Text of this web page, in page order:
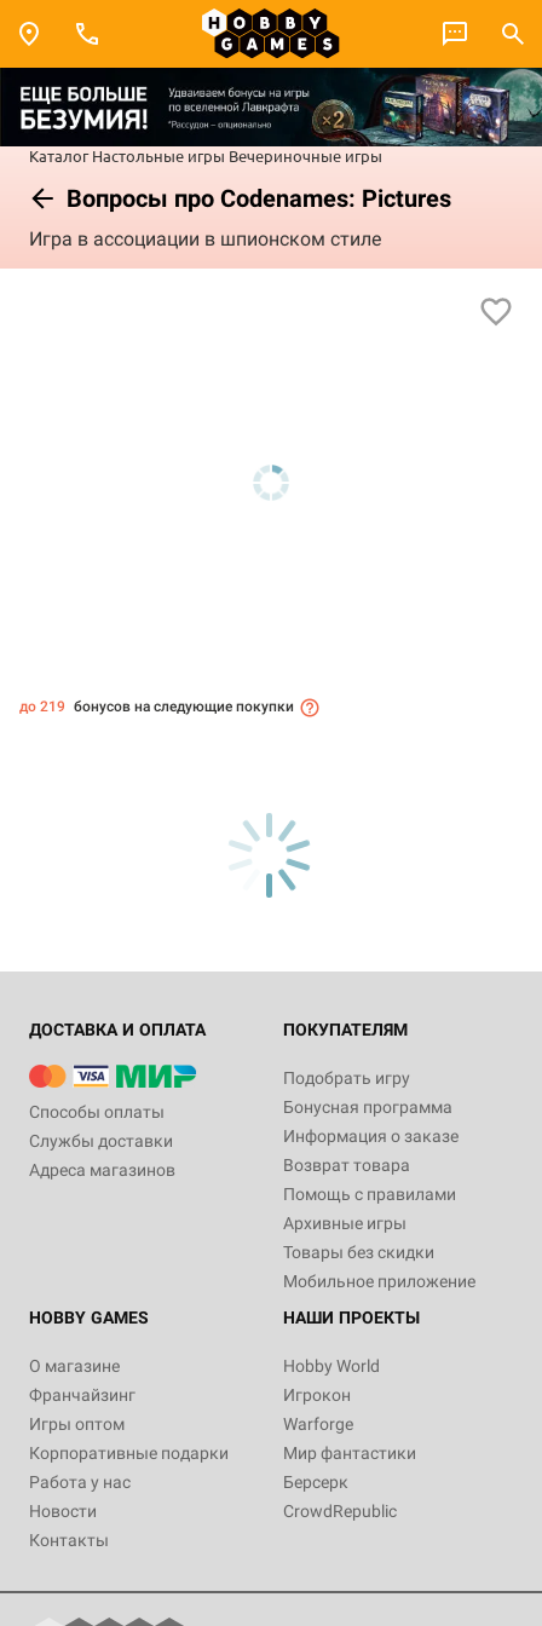
Каталог Настольные игры Вечериночные игры
Вопросы про Codenames: Pictures
Игра в ассоциации в шпионском стиле
до 219 бонусов на следующие покупки
ДОСТАВКА И ОПЛАТА
Способы оплаты
Службы доставки
Адреса магазинов
ПОКУПАТЕЛЯМ
Подобрать игру
Бонусная программа
Информация о заказе
Возврат товара
Помощь с правилами
Архивные игры
Товары без скидки
Мобильное приложение
HOBBY GAMES
О магазине
Франчайзинг
Игры оптом
Корпоративные подарки
Работа у нас
Новости
Контакты
НАШИ ПРОЕКТЫ
Hobby World
Игрокон
Warforge
Мир фантастики
Берсерк
CrowdRepublic